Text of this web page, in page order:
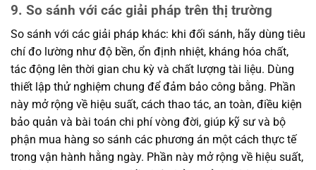
9. So sánh với các giải pháp trên thị trường
So sánh với các giải pháp khác: khi đối sánh, hãy dùng tiêu
chí đo lường như độ bền, ổn định nhiệt, kháng hóa chất,
tác động lên thời gian chu kỳ và chất lượng tài liệu. Dùng
thiết lập thử nghiệm chung để đảm bảo công bằng. Phần
này mở rộng về hiệu suất, cách thao tác, an toàn, điều kiện
bảo quản và bài toán chi phí vòng đời, giúp kỹ sư và bộ
phận mua hàng so sánh các phương án một cách thực tế
trong vận hành hằng ngày. Phần này mở rộng về hiệu suất,